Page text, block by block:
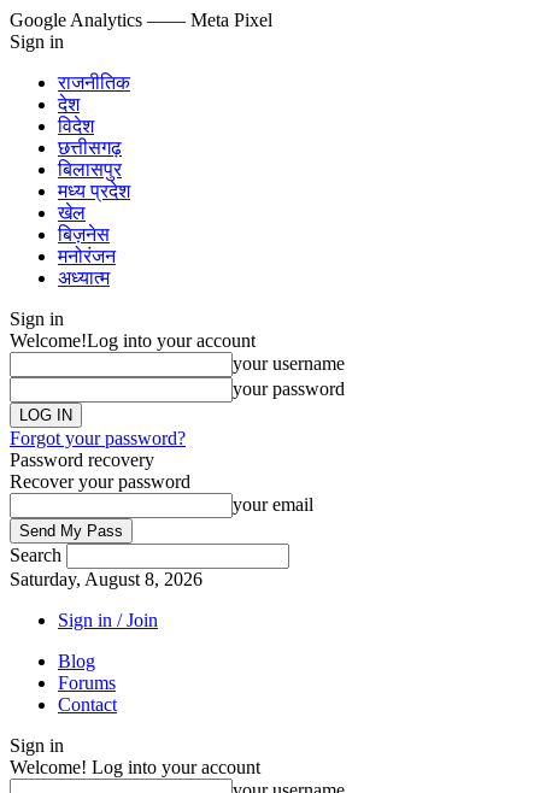
Google Analytics —— Meta Pixel
Sign in
राजनीतिक
देश
विदेश
छत्तीसगढ़
बिलासपुर
मध्य प्रदेश
खेल
बिज़नेस
मनोरंजन
अध्यात्म
Sign in
Welcome!Log into your account
your username
your password
Forgot your password?
Password recovery
Recover your password
your email
Search
Saturday, August 8, 2026
Sign in / Join
Blog
Forums
Contact
Sign in
Welcome! Log into your account